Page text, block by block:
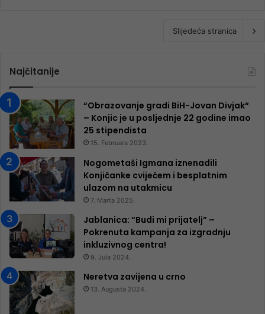
Slijedeća stranica
Najčitanije
“Obrazovanje gradi BiH-Jovan Divjak“
– Konjic je u posljednje 22 godine imao
25 ​​stipendista
15. Februara 2023.
Nogometaši Igmana iznenadili
Konjičanke cvijećem i besplatnim
ulazom na utakmicu
7. Marta 2025.
Jablanica: “Budi mi prijatelj” –
Pokrenuta kampanja za izgradnju
inkluzivnog centra!
9. Jula 2024.
Neretva zavijena u crno
13. Augusta 2024.